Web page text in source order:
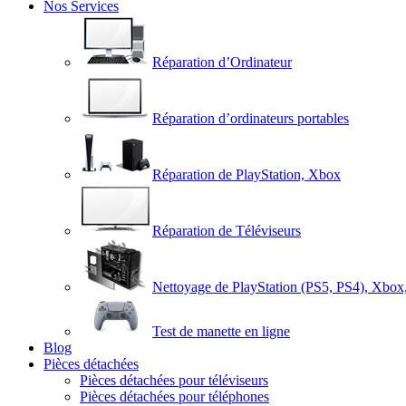
Nos Services
Réparation d’Ordinateur
Réparation d’ordinateurs portables
Réparation de PlayStation, Xbox
Réparation de Téléviseurs
Nettoyage de PlayStation (PS5, PS4),
Test de manette en ligne
Blog
Pièces détachées
Pièces détachées pour téléviseurs
Pièces détachées pour téléphones